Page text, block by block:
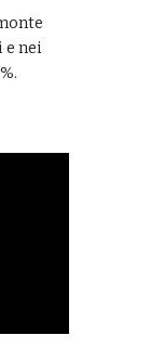
e nei